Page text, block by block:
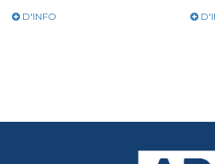
D'INFO